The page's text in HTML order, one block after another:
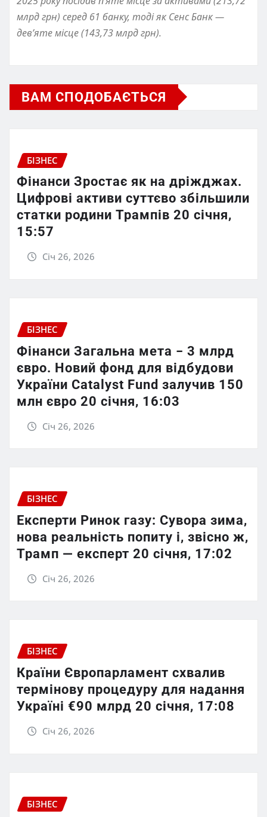
млрд грн) серед 61 банку, тоді як Сенс Банк —
дев’яте місце(143,73 млрд грн).
ВАМ СПОДОБАЄТЬСЯ
БІЗНЕС
Фінанси Зростає як на дріжджах.
Цифрові активи суттєво збільшили
статки родини Трампів 20 січня,
15:57
Січ 26, 2026
БІЗНЕС
Фінанси Загальна мета − 3 млрд
євро. Новий фонд для відбудови
України Catalyst Fund залучив 150
млн євро 20 січня, 16:03
Січ 26, 2026
БІЗНЕС
Експерти Ринок газу: Сувора зима,
нова реальність попиту і, звісно ж,
Трамп — експерт 20 січня, 17:02
Січ 26, 2026
БІЗНЕС
Країни Європарламент схвалив
термінову процедуру для надання
Україні €90 млрд 20 січня, 17:08
Січ 26, 2026
БІЗНЕС